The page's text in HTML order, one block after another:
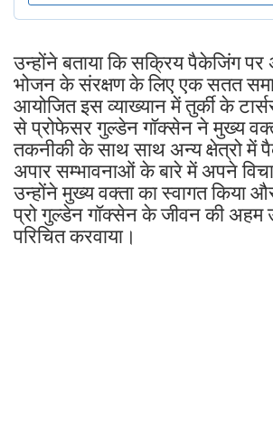
उन्होंने बताया कि सक्रिय पैकेजिंग पर
भोजन के संरक्षण के लिए एक सतत
आयोजित इस व्याख्यान में तुर्की के
से प्रोफेसर गुल्डेन गॉक्सेन ने मुख्य
तकनीकी के साथ साथ अन्य क्षेत्रो में
अपार सम्भावनाओं के बारे में अपने
उन्होंने मुख्य वक्ता का स्वागत किया और
प्रो गुल्डेन गॉक्सेन के जीवन की अहम
परिचित करवाया।